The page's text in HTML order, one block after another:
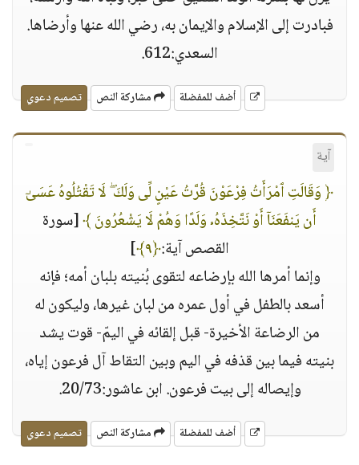
فبادرت إلى الإسلام والإيمان به، رضي الله عنها وأرضاها.
السعدي:612.
أضف للمفضلة مشاركة النص تصميم دعوي
آية
﴿ وَقَالَتِ ٱمْرَأَتُ فِرْعَوْنَ قُرَّتُ عَيْنٍ لِّى وَلَكَ ۖ لَا تَقْتُلُوهُ عَسَىٰٓ
أَن يَنفَعَنَآ أَوْ نَتَّخِذَهُۥ وَلَدًا وَهُمْ لَا يَشْعُرُونَ ﴾[سورة
القصص آية:﴿٩﴾
]
وإنما أمرها الله بإرضاعه لتقوى بُنيته بلبان أمه؛ فإنه
أسعد بالطفل في أول عمره من لبان غيرها، وليكون له
من الرضاعة الأخيرة- قبل إلقائه في اليمّ- قوت يشد
بنيته فيما بين قذفه في اليم وبين التقاط آل فرعون إياه،
وإيصاله إلى بيت فرعون. ابن عاشور:20/73.
أضف للمفضلة مشاركة النص تصميم دعوي